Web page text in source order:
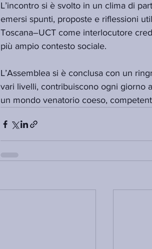
L’incontro si è svolto in un clima di
emersi spunti, proposte e riflessioni
Toscana–UCT come interlocutore
più ampio contesto sociale.
L’Assemblea si è conclusa con un
vari livelli, contribuiscono ogni giorno
un mondo venatorio coeso,